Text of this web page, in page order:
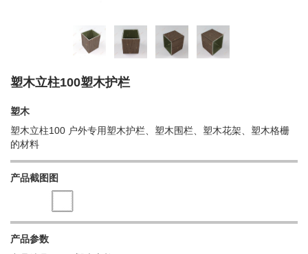
塑木立柱100塑木护栏
塑木
塑木立柱100 户外专用塑木护栏、塑木围栏、塑木花架、塑木格栅
的材料
产品截图图
产品参数